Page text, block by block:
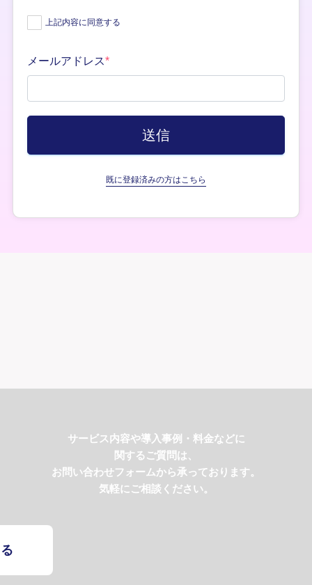
上記内容に同意する
メールアドレス*
既に登録済みの方はこちら
サービス内容や導入事例・料金などに
関するご質問は、
お問い合わせフォームから承っております。
気軽にご相談ください。